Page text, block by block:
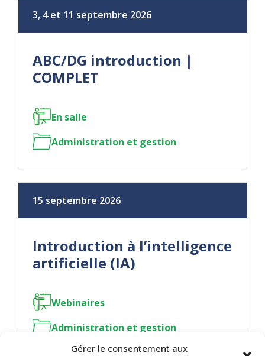
Gérer le consentement aux
3, 4 et 11 septembre 2026
ABC/DG introduction |
COMPLET
En salle
Administration et gestion
15 septembre 2026
Introduction à l’intelligence
artificielle (IA)
Webinaires
Administration et gestion